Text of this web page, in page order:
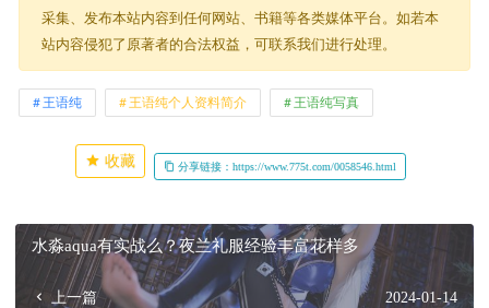
采集、发布本站内容到任何网站、书籍等各类媒体平台。如若本
站内容侵犯了原著者的合法权益，可联系我们进行处理。
王语纯 王语纯个人资料简介 王语纯写真
收藏 分享链接：https://www.775t.com/0058546.html
水淼aqua有实战么？夜兰礼服经验丰富花样多
上一篇 2024-01-14